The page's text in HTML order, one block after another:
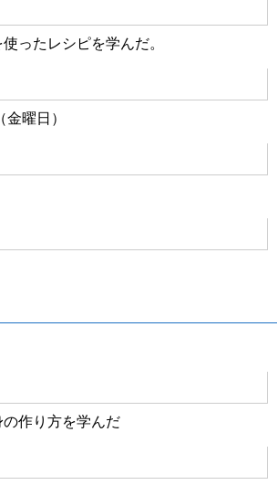
ったレシピを学んだ。
曜日）
作り方を学んだ